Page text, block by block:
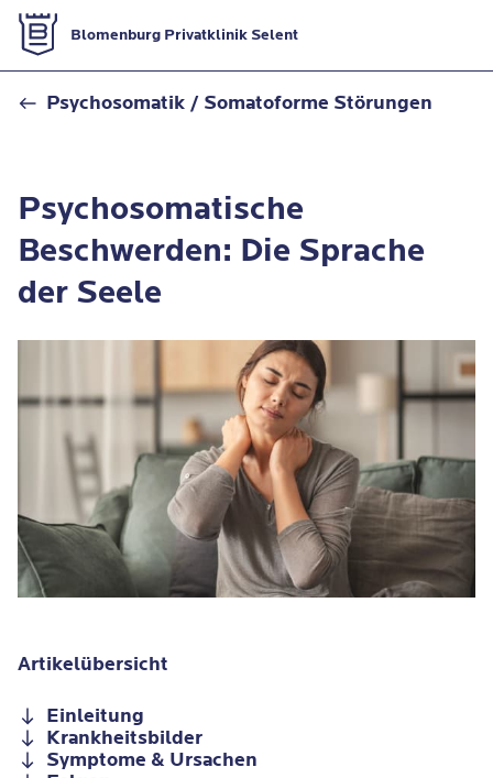
Zur Startseite
Blomenburg Privatklinik Selent
Psychosomatik / Somatoforme Störungen
Psychosomatische
Beschwerden: Die Sprache
der Seele
Artikelübersicht
Einleitung
Krankheitsbilder
Symptome & Ursachen